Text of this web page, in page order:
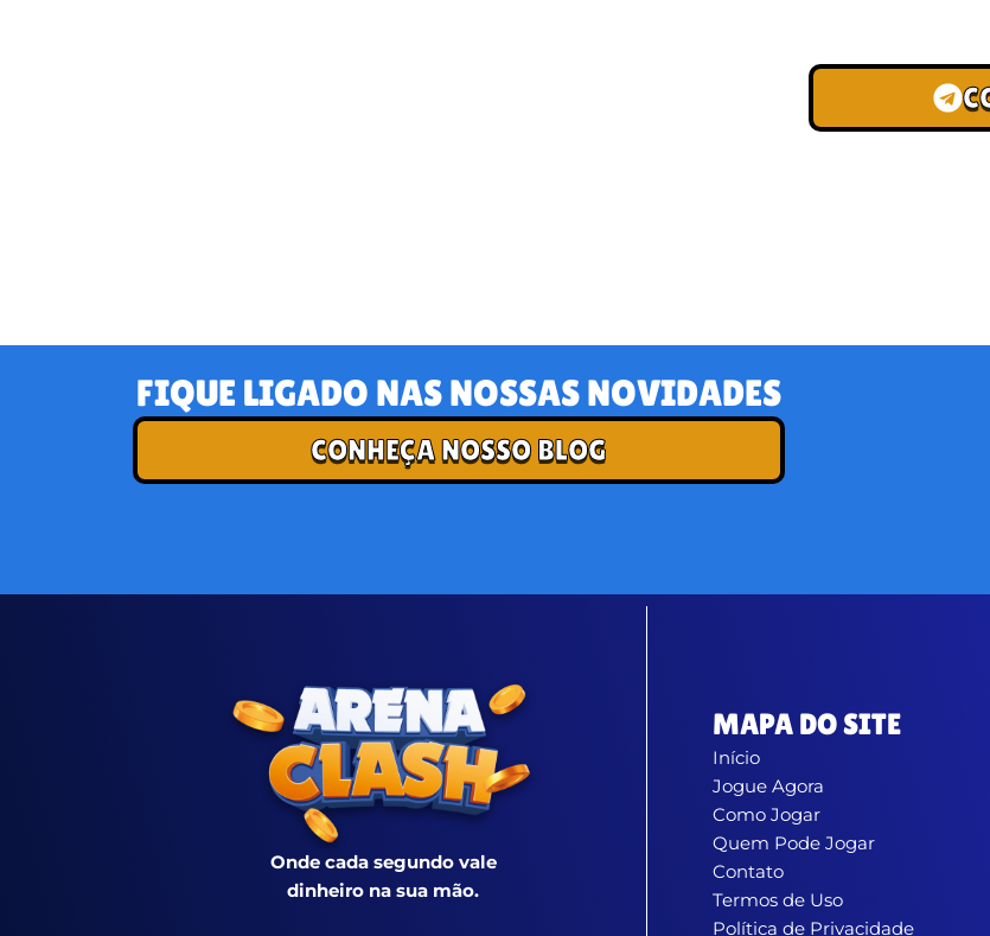
FIQUE LIGADO NAS NOSSAS NOVIDADES
CONHEÇA NOSSO BLOG
Onde cada segundo vale
dinheiro na sua mão.
MAPA DO SITE
Início
Jogue Agora
Como Jogar
Quem Pode Jogar
Contato
Termos de Uso
Política de Privacidade